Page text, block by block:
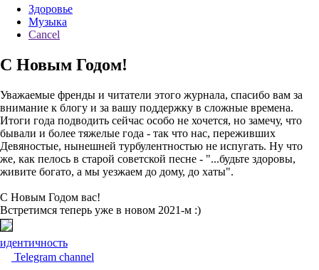
Здоровье
Музыка
Cancel
С Новым Годом!
Уважаемые френды и читатели этого журнала, спасибо вам за
внимание к блогу и за вашу поддержку в сложные времена.
Итоги года подводить сейчас особо не хочется, но замечу, что
бывали и более тяжелые года - так что нас, переживших
Девяностые, нынешней турбулентностью не испугать. Ну что
же, как пелось в старой советской песне - "...будьте здоровы,
живите богато, а мы уезжаем до дому, до хаты".
С Новым Годом вас!
Встретимся теперь уже в новом 2021-м :)
идентичность
Telegram channel